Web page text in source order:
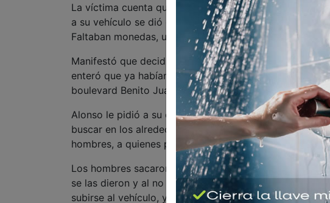
La víctima cuenta que ese día fue como hacía siempre
a su vehículo se dió cuenta que le habían quebrado un
Faltaban monedas, una maleta con ropa deportiva y
Manifestó que decidió ir a su casa para reportar
enteró que ya habían intentado sacar 4 mil 200
boulevard Benito Juárez en Rosarito, pero el banco
Alonso le pidió a su esposa Claudia que lo
buscar en los alrededores las pertenencias perdidas.
hombres, a quienes preguntaron si sabían algo del
Los hombres sacaron sus armas y los empezaron a
se las dieron y al no poder encenderlo (mientras la
subirse al vehículo, y en un descuido de los